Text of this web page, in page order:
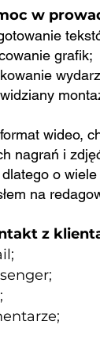
w
grafik;
wideo,
nagrań i
o
na
z